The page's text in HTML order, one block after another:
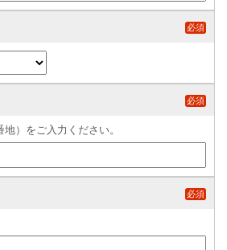
必須
必須
）をご入力ください。
必須